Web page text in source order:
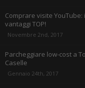
Comprare visite YouTube:
vantaggi TOP!
Novembre 2nd, 2017
Parcheggiare low-cost a
Caselle
Gennaio 24th, 2017